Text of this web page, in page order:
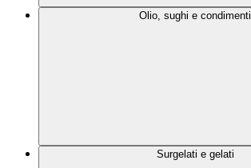
Olio, sughi e condimenti
Surgelati e gelati